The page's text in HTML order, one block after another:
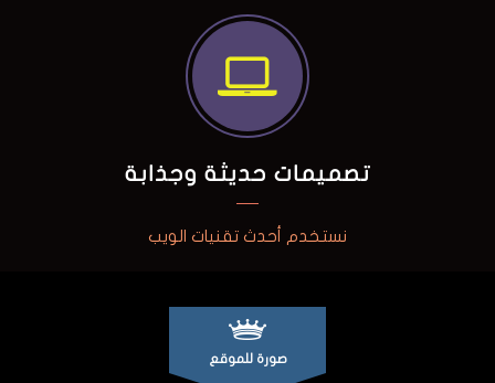
تصميمات حديثة وجذابة
نستخدم أحدث تقنيات الويب
صورة للموقع